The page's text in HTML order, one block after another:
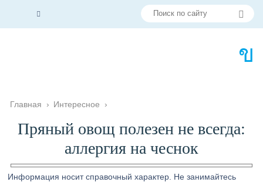
Главная › Интересное ›
Пряный овощ полезен не всегда:
аллергия на чеснок
Информация носит справочный характер. Не занимайтесь